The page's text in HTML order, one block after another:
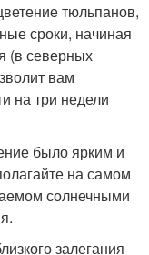
тюльпанов,
сроки, начиная
(в северных
вам
на три недели
было ярким и
на самом
солнечными
залегания